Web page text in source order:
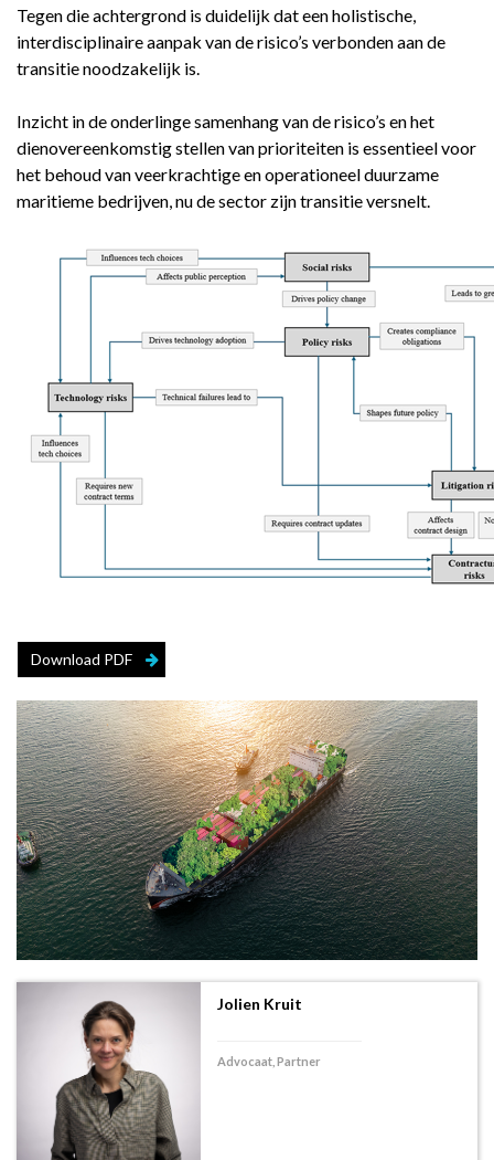
Tegen die achtergrond is duidelijk dat een holistische,
interdisciplinaire aanpak van de risico’s verbonden aan de
transitie noodzakelijk is.
Inzicht in de onderlinge samenhang van de risico’s en het
dienovereenkomstig stellen van prioriteiten is essentieel voor
het behoud van veerkrachtige en operationeel duurzame
maritieme bedrijven, nu de sector zijn transitie versnelt.
Download PDF
Jolien Kruit
Advocaat, Partner